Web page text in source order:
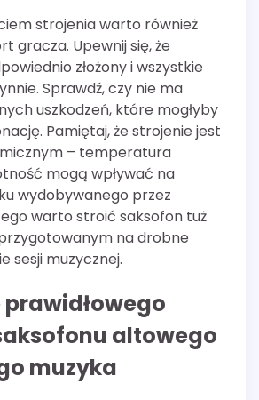
strojenia warto również
gracza. Upewnij się, że
złożony i wszystkie
Sprawdź, czy nie ma
uszkodzeń, które mogłyby
Pamiętaj, że strojenie jest
– temperatura
mogą wpływać na
wydobywanego przez
warto stroić saksofon tuż
na drobne
sesji muzycznej.
prawidłowego
altowego
muzyka